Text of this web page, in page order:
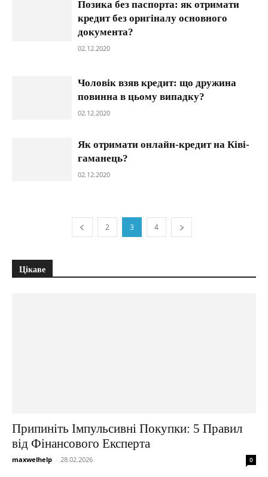
Позика без паспорта: як отримати
кредит без оригіналу основного
документа?
02.12.2020
Чоловік взяв кредит: що дружина
повинна в цьому випадку?
02.12.2020
Як отримати онлайн-кредит на Ківі-
гаманець?
02.12.2020
2 3 4
Цікаве
Припиніть Імпульсивні Покупки: 5 Правил
від Фінансового Експерта
maxwelhelp - 28.02.2026 0